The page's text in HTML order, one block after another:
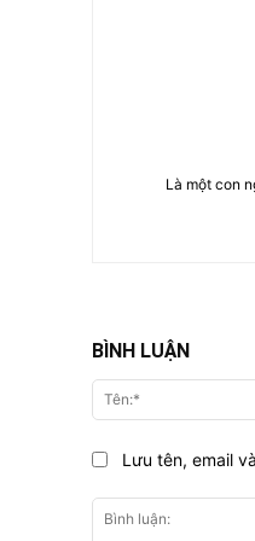
Là một con
BÌNH LUẬN
Lưu tên, email